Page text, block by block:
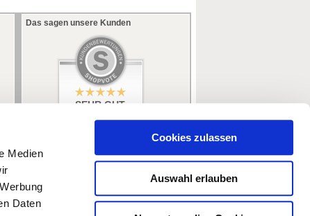
Medien
Daten
Cookies zulassen
Auswahl erlauben
Das sagen unsere Kunden
SEHR GUT